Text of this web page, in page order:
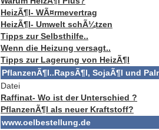
HeizÃ¶l- WÃ¤rmevertrag
HeizÃ¶l- Umwelt schÃ¼tzen
Tipps zur Selbsthilfe..
Wenn die Heizung versagt..
Tipps zur Lagerung von HeizÃ¶l
PflanzenÃ¶l..RapsÃ¶l, SojaÃ¶l und
Datei
Raffinat- Wo ist der Unterschied ?
PflanzenÃ¶l als neuer Kraftstoff?
www.oelbestellung.de